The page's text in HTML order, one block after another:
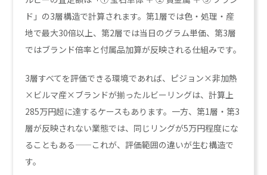
ド」の3層構造で計算されます。第1層では色・処理・産
地で最大30倍以上、第2層では当日のグラム単価、第3層
ではブランド倍率と付属品加算が反映される仕組みです。
3層すべてを評価できる環境であれば、ピジョン×非加熱
×ビルマ産×ブランドが揃ったルビーリングは、計算上
285万円超に達するケースもあります。一方、第1層・第3
層が反映されない業態では、同じリングが5万円程度にな
ることもある——これが、評価範囲の違いが生む構造で
す。